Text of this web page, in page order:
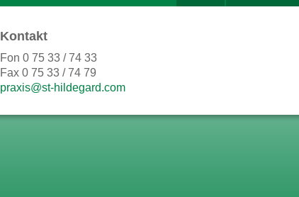
Kontakt
Fon 0 75 33 / 74 33
Fax 0 75 33 / 74 79
praxis@st-hildegard.com